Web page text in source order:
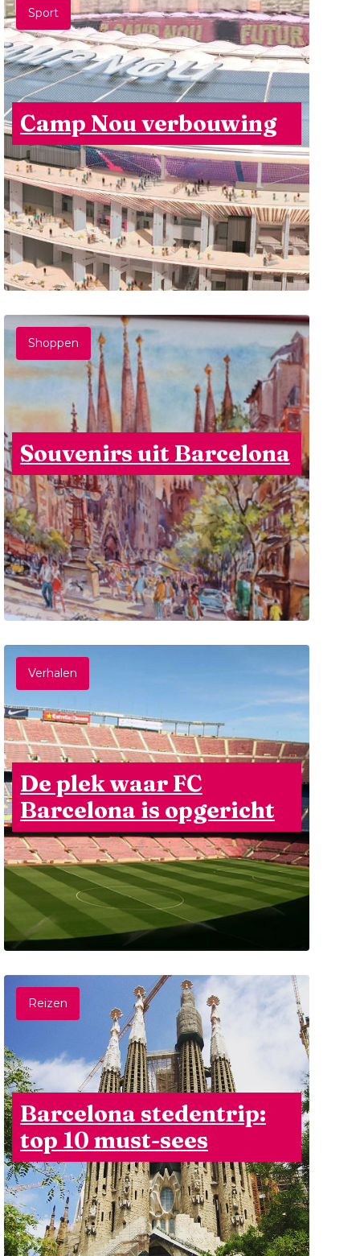
Sport
Camp Nou verbouwing
Shoppen
Souvenirs uit Barcelona
Verhalen
De plek waar FC
Barcelona is opgericht
Reizen
Barcelona stedentrip:
top 10 must-sees